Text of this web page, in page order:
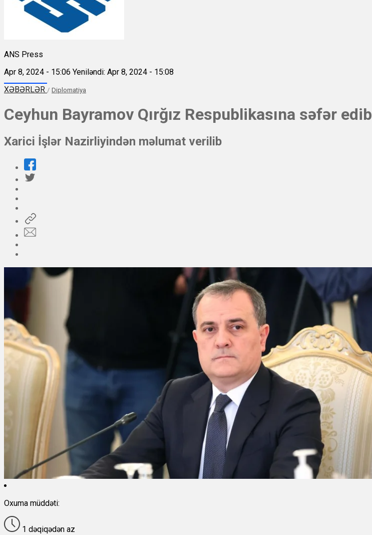
ANS Press
Apr 8, 2024 - 15:06 Yeniləndi: Apr 8, 2024 - 15:08
XƏBƏRLƏR / Diplomatiya
Ceyhun Bayramov Qırğız Respublikasına səfər edib
Xarici İşlər Nazirliyindən məlumat verilib
Oxuma müddəti:
1 dəqiqədən az